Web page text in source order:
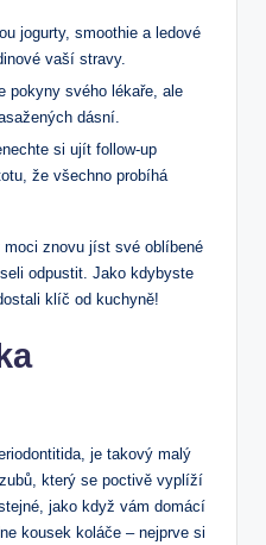
jogurty, smoothie a ledové
vaší stravy.
pokyny svého lékaře, ale
dásní.
si ujít follow-up
že všechno probíhá
znovu jíst své oblíbené
odpustit. Jako kdybyste
klíč od kuchyně!
je takový malý
který se poctivě vyplíží
jako když vám domácí
kousek koláče – nejprve si